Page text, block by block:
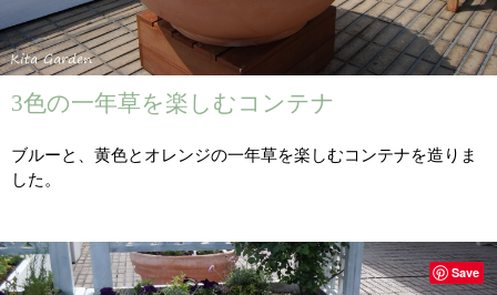
3色の一年草を楽しむコンテナ
ブルーと、黄色とオレンジの一年草を楽しむコンテナを造りま
した。
Save